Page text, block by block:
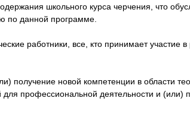
школьного курса черчения, что
по данной программе.
работники, все, кто принимает
получение новой компетенции в области
профессиональной деятельности и